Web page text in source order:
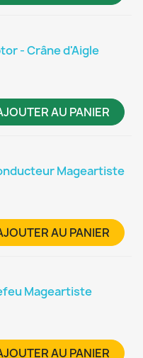
- Crâne d'Aigle
AU PANIER
Mageartiste
AU PANIER
Mageartiste
AU PANIER